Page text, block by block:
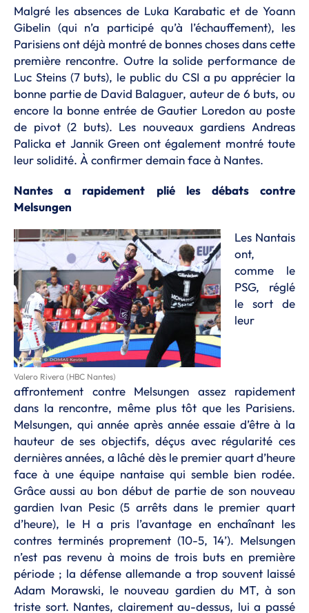
Malgré les absences de Luka Karabatic et de Yoann
Gibelin (qui n’a participé qu’à l’échauffement), les
Parisiens ont déjà montré de bonnes choses dans cette
première rencontre. Outre la solide performance de
Luc Steins (7 buts), le public du CSI a pu apprécier la
bonne partie de David Balaguer, auteur de 6 buts, ou
encore la bonne entrée de Gautier Loredon au poste
de pivot (2 buts). Les nouveaux gardiens Andreas
Palicka et Jannik Green ont également montré toute
leur solidité. À confirmer demain face à Nantes.
Nantes a rapidement plié les débats contre
Melsungen
Valero Rivera (HBC Nantes)
Les Nantais
ont,
comme le
PSG, réglé
le sort de
leur
affrontement contre Melsungen assez rapidement
dans la rencontre, même plus tôt que les Parisiens.
Melsungen, qui année après année essaie d’être à la
hauteur de ses objectifs, déçus avec régularité ces
dernières années, a lâché dès le premier quart d’heure
face à une équipe nantaise qui semble bien rodée.
Grâce aussi au bon début de partie de son nouveau
gardien Ivan Pesic (5 arrêts dans le premier quart
d’heure), le H a pris l’avantage en enchaînant les
contres terminés proprement (10-5, 14’). Melsungen
n’est pas revenu à moins de trois buts en première
période ; la défense allemande a trop souvent laissé
Adam Morawski, le nouveau gardien du MT, à son
triste sort. Nantes, clairement au-dessus, lui a passé